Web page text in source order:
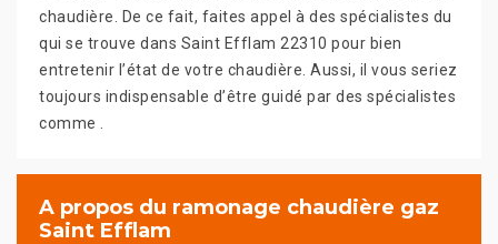
chaudière. De ce fait, faites appel à des spécialistes du
qui se trouve dans Saint Efflam 22310 pour bien
entretenir l’état de votre chaudière. Aussi, il vous seriez
toujours indispensable d’être guidé par des spécialistes
comme .
A propos du ramonage chaudière gaz
Saint Efflam